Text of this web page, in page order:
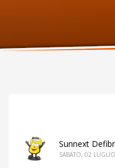
Martedi:9am – 6pm
Sunnext
SABATO, 02